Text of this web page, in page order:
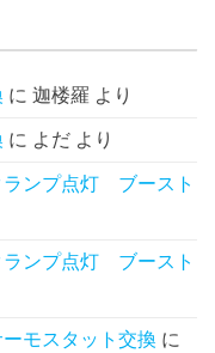
に 迦楼羅 より
に よだ より
ンプ点灯 ブースト
ンプ点灯 ブースト
モスタット交換 に